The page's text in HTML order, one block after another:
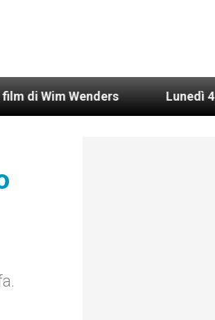
Lunedì 4 gennaio